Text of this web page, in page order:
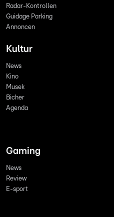
Radar-Kontrollen
Guidage Parking
Annoncen
Kultur
News
Kino
Musek
Bicher
Agenda
Gaming
News
Review
E-sport